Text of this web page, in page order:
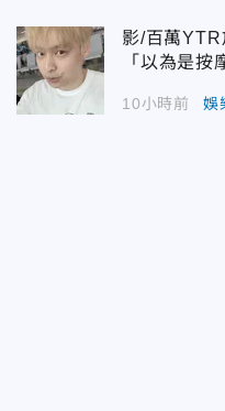
影/百萬
「以為是按
10小時前 娛